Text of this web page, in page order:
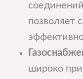
позволяет
широко